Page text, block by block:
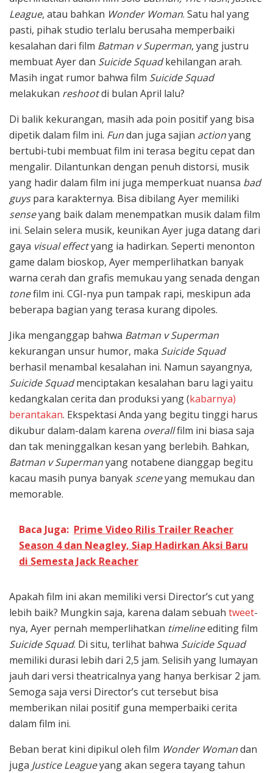
League, atau bahkan Wonder Woman. Satu hal yang
pasti, pihak studio terlalu berusaha memperbaiki
kesalahan dari film Batman v Superman, yang justru
membuat Ayer dan Suicide Squadkehilangan arah.
Masih ingat rumor bahwa film Suicide Squad
melakukan reshootdi bulan April lalu?
Di balik kekurangan, masih ada poin positif yang bisa
dipetik dalam film ini. Fundan juga sajian actionyang
bertubi-tubi membuat film ini terasa begitu cepat dan
mengalir. Dilantunkan dengan penuh distorsi, musik
yang hadir dalam film ini juga memperkuat nuansa bad
guyspara karakternya. Bisa dibilang Ayer memiliki
senseyang baik dalam menempatkan musik dalam film
ini. Selain selera musik, keunikan Ayer juga datang dari
gaya visual effectyang ia hadirkan. Seperti menonton
game dalam bioskop, Ayer memperlihatkan banyak
warna cerah dan grafis memukau yang senada dengan
tonefilm ini. CGI-nya pun tampak rapi, meskipun ada
beberapa bagian yang terasa kurang dipoles.
Jika menganggap bahwa Batman v Superman
kekurangan unsur humor, maka Suicide Squad
berhasil menambal kesalahan ini. Namun sayangnya,
Suicide Squadmenciptakan kesalahan baru lagi yaitu
kedangkalan cerita dan produksi yang (kabarnya)
berantakan. Ekspektasi Anda yang begitu tinggi harus
dikubur dalam-dalam karena overallfilm ini biasa saja
dan tak meninggalkan kesan yang berlebih. Bahkan,
Batman v Supermanyang notabene dianggap begitu
kacau masih punya banyak sceneyang memukau dan
memorable.
Baca Juga: Prime Video Rilis Trailer Reacher
Season 4 dan Neagley, Siap Hadirkan Aksi Baru
di Semesta Jack Reacher
Apakah film ini akan memiliki versi Director’s cut yang
lebih baik? Mungkin saja, karena dalam sebuah tweet-
nya, Ayer pernah memperlihatkan timelineediting film
Suicide Squad. Di situ, terlihat bahwa Suicide Squad
memiliki durasi lebih dari 2,5 jam. Selisih yang lumayan
jauh dari versi theatricalnya yang hanya berkisar 2 jam.
Semoga saja versi Director’s cut tersebut bisa
memberikan nilai positif guna memperbaiki cerita
dalam film ini.
Beban berat kini dipikul oleh film Wonder Womandan
juga Justice Leagueyang akan segera tayang tahun